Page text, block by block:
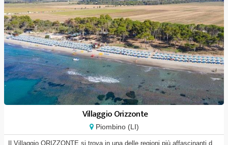
Villaggio Orizzonte
Piombino (LI)
Il Villaggio ORIZZONTE si trova in una delle regioni più affascinanti d